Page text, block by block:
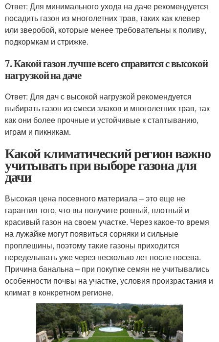
Ответ: Для минимального ухода на даче рекомендуется
посадить газон из многолетних трав, таких как клевер
или зверобой, которые менее требовательны к поливу,
подкормкам и стрижке.
7. Какой газон лучше всего справится с высокой
нагрузкой на даче
Ответ: Для дач с высокой нагрузкой рекомендуется
выбирать газон из смеси злаков и многолетних трав, так
как они более прочные и устойчивые к стаптыванию,
играм и пикникам.
Какой климатический регион важно
учитывать при выборе газона для
дачи
Высокая цена посевного материала – это еще не
гарантия того, что вы получите ровный, плотный и
красивый газон на своем участке. Через какое-то время
на лужайке могут появиться сорняки и сильные
проплешины, поэтому такие газоны приходится
переделывать уже через несколько лет после посева.
Причина банальна – при покупке семян не учитывались
особенности почвы на участке, условия произрастания и
климат в конкретном регионе.